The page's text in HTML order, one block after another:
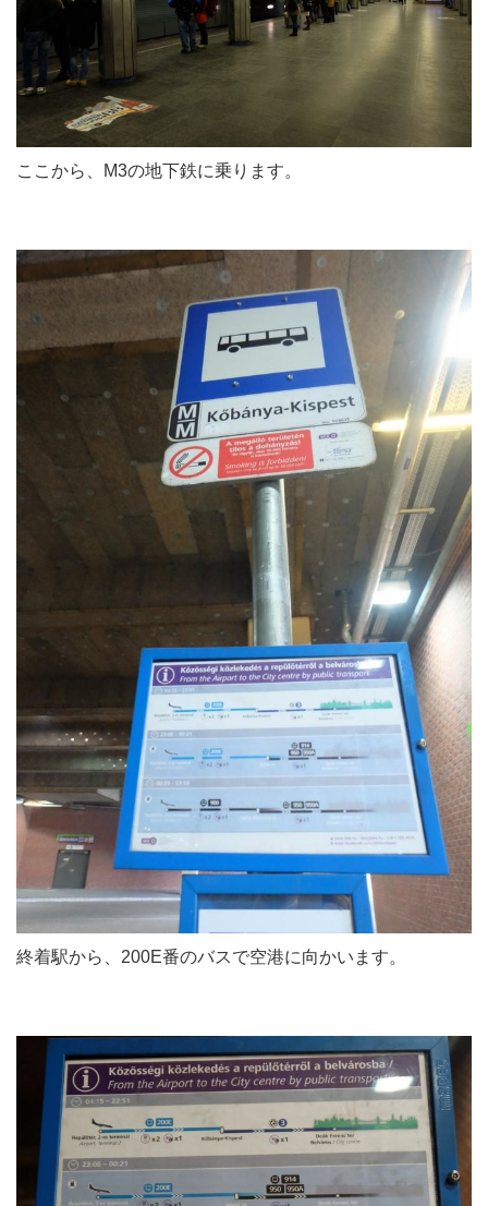
ここから、M3の地下鉄に乗ります。
終着駅から、200E番のバスで空港に向かいます。